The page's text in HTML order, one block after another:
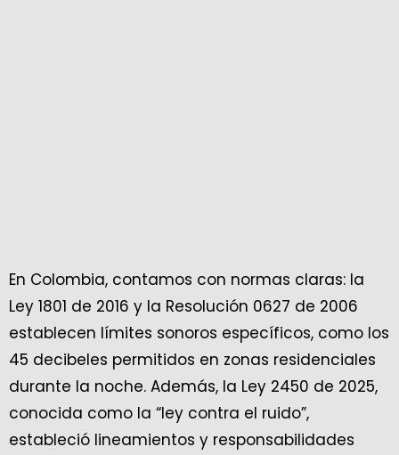
En Colombia, contamos con normas claras: la
Ley 1801 de 2016 y la Resolución 0627 de 2006
establecen límites sonoros específicos, como los
45 decibeles permitidos en zonas residenciales
durante la noche. Además, la Ley 2450 de 2025,
conocida como la “ley contra el ruido”,
estableció lineamientos y responsabilidades